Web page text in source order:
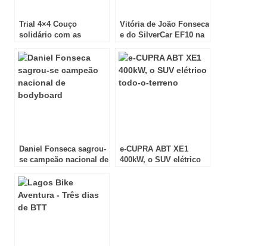
Trial 4×4 Couço
solidário com as
Vitória de João Fonseca
e do SilverCar EF10 na
Daniel Fonseca sagrou-
se campeão nacional de
e-CUPRA ABT XE1
400kW, o SUV elétrico